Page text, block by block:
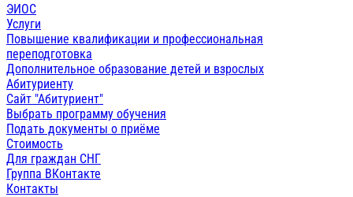
ЭИОС
Услуги
Повышение квалификации и профессиональная
переподготовка
Дополнительное образование детей и взрослых
Абитуриенту
Сайт "Абитуриент"
Выбрать программу обучения
Подать документы о приёме
Стоимость
Для граждан СНГ
Группа ВКонтакте
Контакты